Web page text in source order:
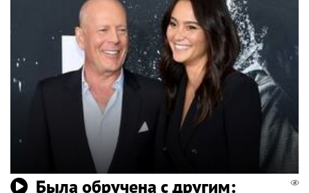
Была обручена с другим: